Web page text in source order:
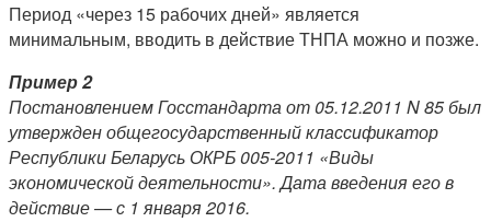
Период «через 15 рабочих дней» является
минимальным, вводить в действие ТНПА можно и позже.
Пример 2
Постановлением Госстандарта от 05.12.2011 N 85 был
утвержден общегосударственный классификатор
Республики Беларусь ОКРБ 005-2011 «Виды
экономической деятельности». Дата введения его в
действие — с 1 января 2016.